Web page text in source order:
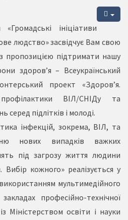
«Громадські ініціативи
людство» засвідчує Вам свою
пропозицією підтримати нашу
здоров’я – Всеукраїнський
проект «Здоров’я.
ВІЛ/СНІДу та
серед підлітків і молоді.
інфекцій, зокрема, ВІЛ, та
нових випадків важких
під загрозу життя людини
кожного» реалізується у
мультимедійного
професійно-технічної
Міністерством освіти і науки